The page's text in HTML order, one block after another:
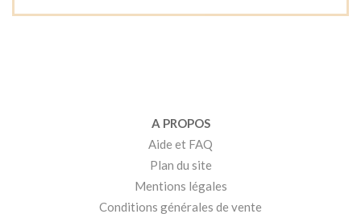
A PROPOS
Aide et FAQ
Plan du site
Mentions légales
Conditions générales de vente